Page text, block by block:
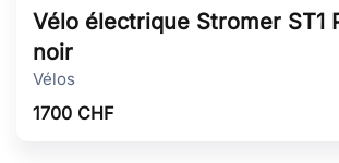
Vélo électrique Stromer ST1
noir
Vélos
1700 CHF